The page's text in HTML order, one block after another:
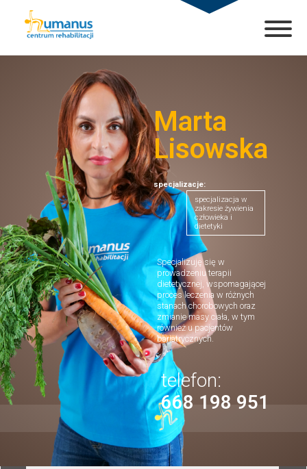
Marta
Lisowska
Specjalizuję się w
prowadzeniu terapii
dietetycznej, wspomagającej
proces leczenia w różnych
stanach chorobowych oraz
zmianie masy ciała, w tym
również u pacjentów
bariatrycznych.
specjalizacje:
specjalizacja w
zakresie żywienia
człowieka i
dietetyki
telefon:
668 198 951